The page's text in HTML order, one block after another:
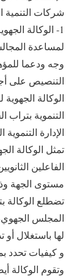
شركات التنمية
1- الوكالة الجهوية لتنفيذ المشاريع
لمساعدة
وجه ودعما
التنصيص على
الوكالة
التنموية
الإدارة
تمثل الوكالة
الفاعلين
مستوى الجهة
تضطلع الوكالة
المجلس
لها باستغلال
و كيفيات تحدد
وتقوم الوكالة